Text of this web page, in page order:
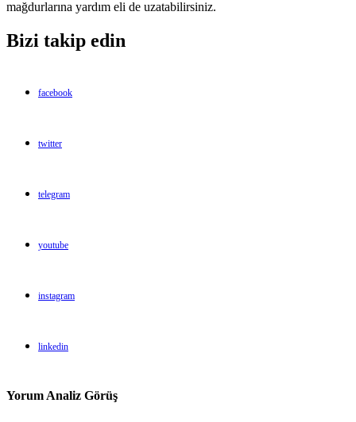
mağdurlarına yardım eli de uzatabilirsiniz.
Bizi takip edin
facebook
twitter
telegram
youtube
instagram
linkedin
Yorum Analiz Görüş